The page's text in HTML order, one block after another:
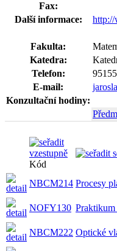
Fax:
Další informace:
http://
Fakulta:
Katedra:
Telefon:
E-mail:
Konzultační hodiny:
Kód
NBCM214 Procesy
NOFY130
NBCM222 Optické